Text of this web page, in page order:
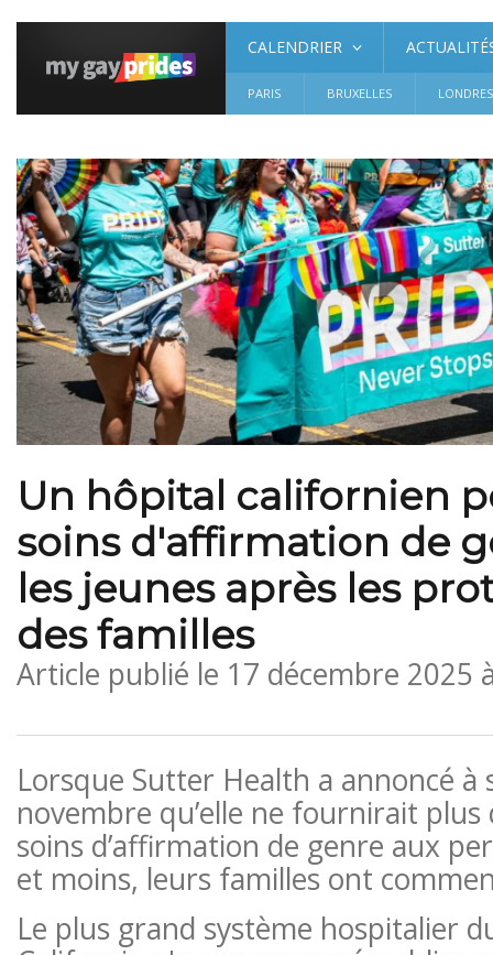
CALENDRIER
PARIS BRUXELLES LONDRES
Un hôpital californien
soins d'affirmation de
les jeunes après les
des familles
Article publié le 17 décembre 2025
Lorsque Sutter Health a annoncé à
novembre qu’elle ne fournirait plus
soins d’affirmation de genre aux
et moins, leurs familles ont
Le plus grand système hospitalier